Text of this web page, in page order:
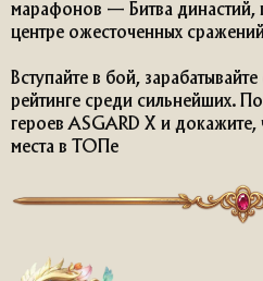
марафонов — Битва династий,
центре ожесточенных
Вступайте в бой,
рейтинге среди сильнейших.
героев ASGARD X и
места в ТОПе